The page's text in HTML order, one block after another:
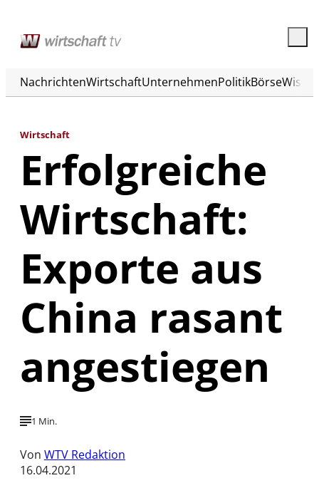
NachrichtenWirtschaftUnternehmenPolitikBörse
Wirtschaft
Erfolgreiche
Wirtschaft:
Exporte aus
China rasant
angestiegen
1 Min.
Von WTV Redaktion
16.04.2021